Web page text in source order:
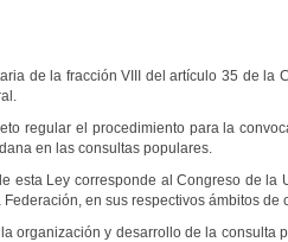
de la fracción VIII del artículo 35 de la
regular el procedimiento para la
en las consultas populares.
esta Ley corresponde al Congreso de la
en sus respectivos ámbitos de
organización y desarrollo de la